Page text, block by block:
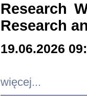
Research
Research
19.06.2026
więcej...